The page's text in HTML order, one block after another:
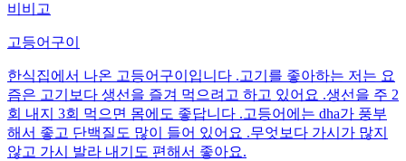
비비고
고등어구이
한식집에서 나온 고등어구이입니다 .고기를 좋아하는 저는 요
즘은 고기보다 생선을 즐겨 먹으려고 하고 있어요 .생선을 주 2
회 내지 3회 먹으면 몸에도 좋답니다 .고등어에는 dha가 풍부
해서 좋고 단백질도 많이 들어 있어요 .무엇보다 가시가 많지
않고 가시 발라 내기도 편해서 좋아요.